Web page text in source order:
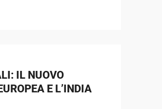
IL NUOVO
E L’INDIA